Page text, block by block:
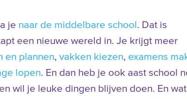
je naar de middelbare school . Dat is
een nieuwe wereld in. Je krijgt meer
en plannen, vakken kiezen, examens
lopen. En dan heb je ook aast school
en wil je leuke dingen blijven doen. En